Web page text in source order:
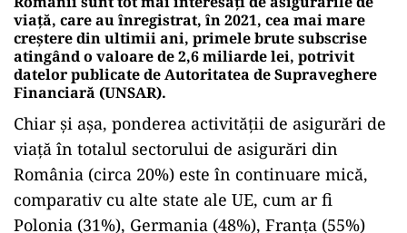
viaţă, care au înregistrat, în 2021, cea mai mare
creştere din ultimii ani, primele brute subscrise
atingând o valoare de 2,6 miliarde lei, potrivit
datelor publicate de Autoritatea de Supraveghere
Financiară (UNSAR).
Chiar și așa, ponderea activităţii de asigurări de
viaţă în totalul sectorului de asigurări din
România (circa 20%) este în continuare mică,
comparativ cu alte state ale UE, cum ar fi
Polonia (31%), Germania (48%), Franţa (55%)